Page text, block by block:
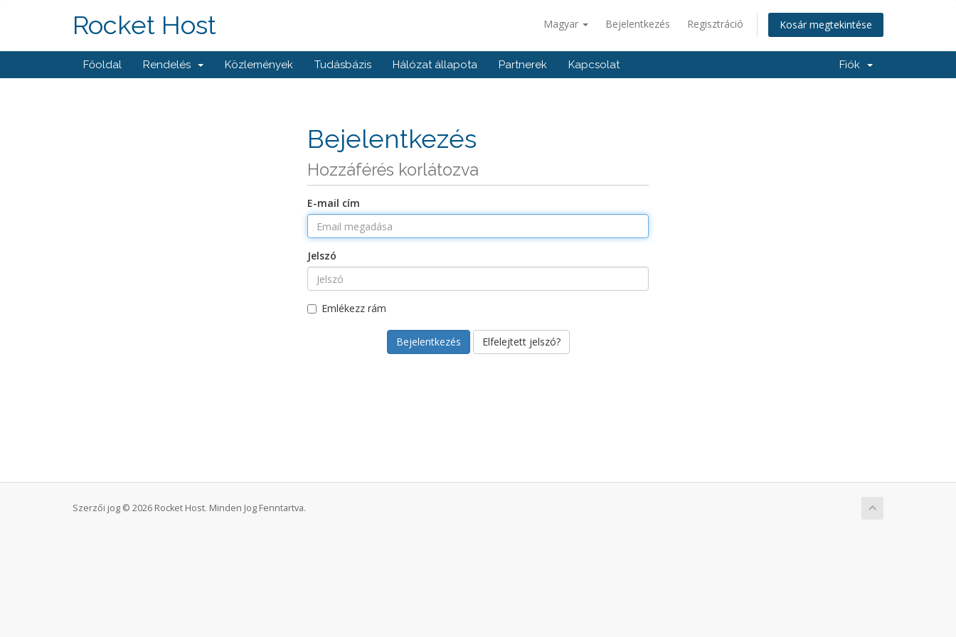
Magyar Bejelentkezés Regisztráció Kosár megtekintése
Rocket Host
Főoldal Rendelés Közlemények Tudásbázis Hálózat állapota Partnerek Kapcsolat Fiók
Bejelentkezés
Hozzáférés korlátozva
E-mail cím
Jelszó
Emlékezz rám
Elfelejtett jelszó?
Szerzői jog © 2026 Rocket Host. Minden Jog Fenntartva.